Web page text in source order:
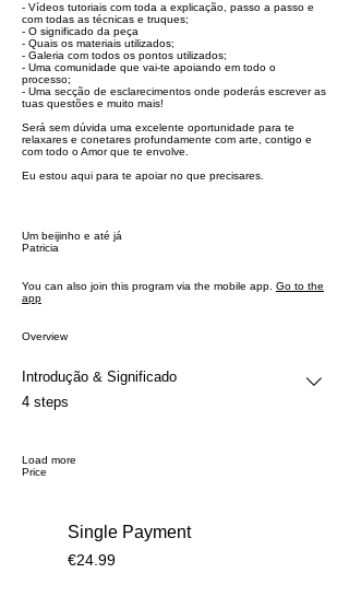
- Vídeos tutoriais com toda a explicação, passo a passo e
com todas as técnicas e truques;
- O significado da peça
- Quais os materiais utilizados;
- Galeria com todos os pontos utilizados;
- Uma comunidade que vai-te apoiando em todo o
processo;
- Uma secção de esclarecimentos onde poderás escrever as
tuas questões e muito mais!
Será sem dúvida uma excelente oportunidade para te
relaxares e conetares profundamente com arte, contigo e
com todo o Amor que te envolve.
Eu estou aqui para te apoiar no que precisares.
Um beijinho e até já
Patricia
You can also join this program via the mobile app. Go to the
app
Overview
Introdução & Significado
.
4 steps
Load more
Price
Single Payment
€24.99